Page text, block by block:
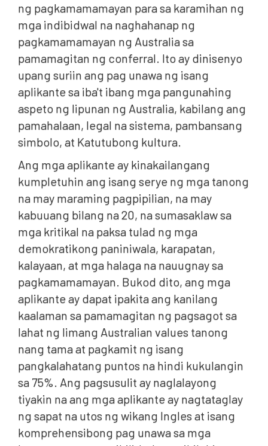
ng pagkamamamayan para sa karamihan ng
mga indibidwal na naghahanap ng
pagkamamamayan ng Australia sa
pamamagitan ng conferral. Ito ay dinisenyo
upang suriin ang pag unawa ng isang
aplikante sa iba't ibang mga pangunahing
aspeto ng lipunan ng Australia, kabilang ang
pamahalaan, legal na sistema, pambansang
simbolo, at Katutubong kultura.
Ang mga aplikante ay kinakailangang
kumpletuhin ang isang serye ng mga tanong
na may maraming pagpipilian, na may
kabuuang bilang na 20, na sumasaklaw sa
mga kritikal na paksa tulad ng mga
demokratikong paniniwala, karapatan,
kalayaan, at mga halaga na nauugnay sa
pagkamamamayan. Bukod dito, ang mga
aplikante ay dapat ipakita ang kanilang
kaalaman sa pamamagitan ng pagsagot sa
lahat ng limang Australian values tanong
nang tama at pagkamit ng isang
pangkalahatang puntos na hindi kukulangin
sa 75%. Ang pagsusulit ay naglalayong
tiyakin na ang mga aplikante ay nagtataglay
ng sapat na utos ng wikang Ingles at isang
komprehensibong pag unawa sa mga